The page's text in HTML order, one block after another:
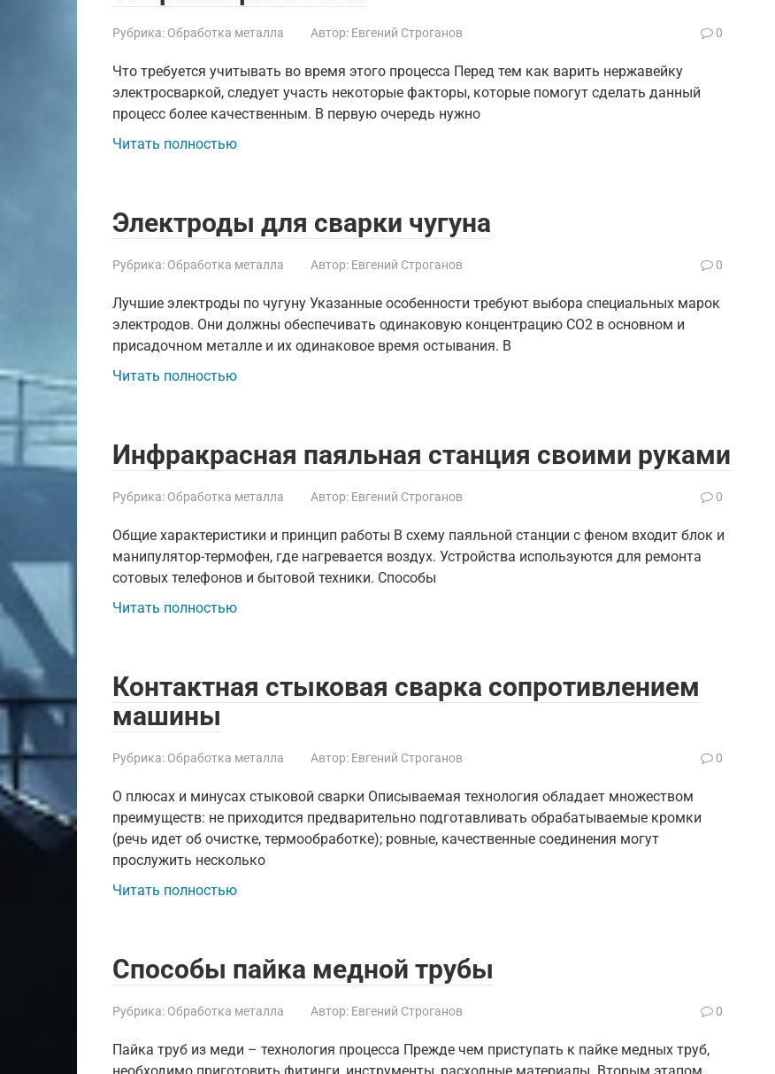
Рубрика: Обработка металла Автор: Евгений Строганов 0
Что требуется учитывать во время этого процесса Перед тем как варить нержавейку
электросваркой, следует участь некоторые факторы, которые помогут сделать данный
процесс более качественным. В первую очередь нужно
Читать полностью
Электроды для сварки чугуна
Рубрика: Обработка металла Автор: Евгений Строганов 0
Лучшие электроды по чугуну Указанные особенности требуют выбора специальных марок
электродов. Они должны обеспечивать одинаковую концентрацию СО2 в основном и
присадочном металле и их одинаковое время остывания. В
Читать полностью
Инфракрасная паяльная станция своими руками
Рубрика: Обработка металла Автор: Евгений Строганов 0
Общие характеристики и принцип работы В схему паяльной станции с феном входит блок и
манипулятор-термофен, где нагревается воздух. Устройства используются для ремонта
сотовых телефонов и бытовой техники. Способы
Читать полностью
Контактная стыковая сварка сопротивлением
машины
Рубрика: Обработка металла Автор: Евгений Строганов 0
О плюсах и минусах стыковой сварки Описываемая технология обладает множеством
преимуществ: не приходится предварительно подготавливать обрабатываемые кромки
(речь идет об очистке, термообработке); ровные, качественные соединения могут
прослужить несколько
Читать полностью
Способы пайка медной трубы
Рубрика: Обработка металла Автор: Евгений Строганов 0
Пайка труб из меди – технология процесса Прежде чем приступать к пайке медных труб,